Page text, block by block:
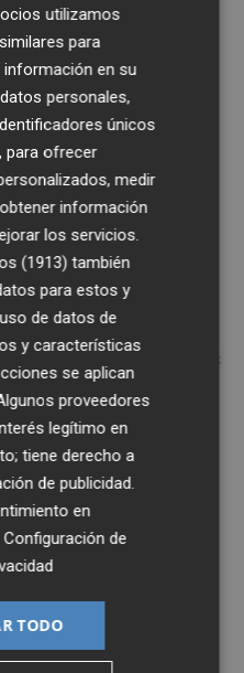
de Llíria. En este
enviado un
a Justicia que
"deficiencias"
judiciales.
utilizamos
para
información en su
personales,
únicos
para ofrecer
medir
información
los servicios.
(1913) también
para estos y
de datos de
y características
se aplican
proveedores
legítimo en
tiene derecho a
de publicidad.
en
Configuración de
TODO